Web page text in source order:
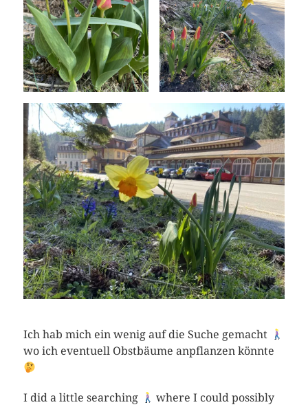
Ich hab mich ein wenig auf die Suche gemacht
wo ich eventuell Obstbäume anpflanzen könnte
I did a little searching
where I could possibly